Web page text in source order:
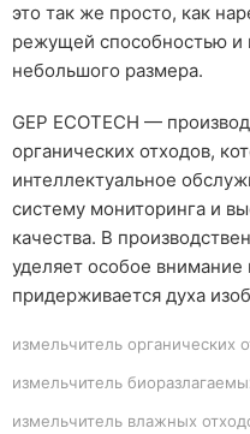
это так же просто, как
режущей способностью и
небольшого размера.
GEP ECOTECH —
органических отходов,
интеллектуальное
систему мониторинга и
качества. В
уделяет особое внимание
придерживается духа
измельчитель органических
измельчитель
измельчитель влажных